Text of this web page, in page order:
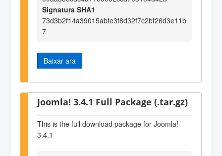
Signatura SHA1
73d3b2f14a39015abfe3f8d32f7c2bf26d3e11b
7
Baixar ara
Joomla! 3.4.1 Full Package (.tar.gz)
This is the full download package for Joomla!
3.4.1